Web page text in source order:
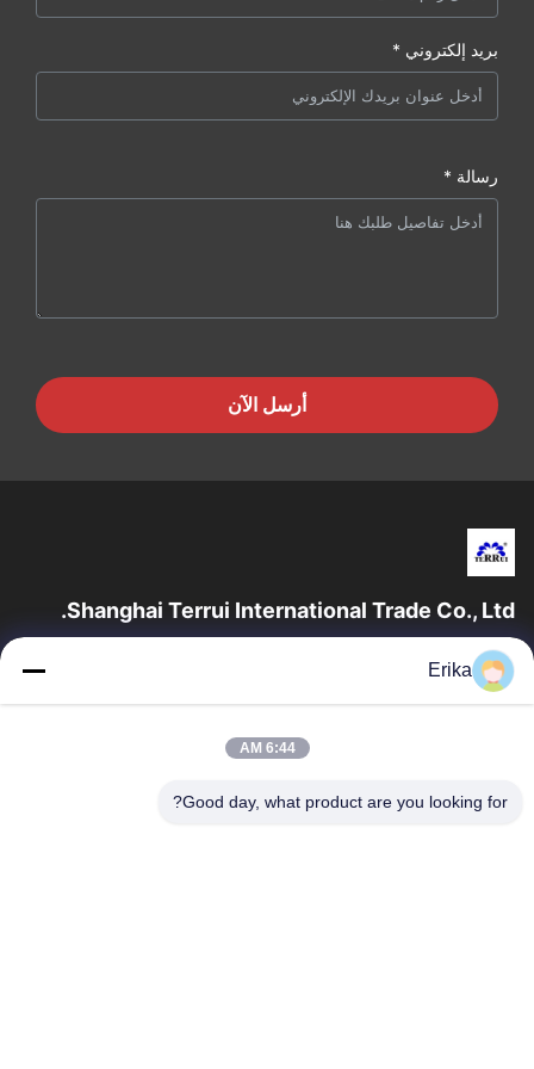
بريد إلكتروني *
رسالة *
أرسل الآن
Shanghai Terrui International Trade Co., Ltd.
في تطوير وتصنيع وبيع معدات الثروة الحيوانية.
روابط سريعة
منتجات
معلومات عنا
ضبط الجودة
Erika
6:44 AM
Good day, what product are you looking for?